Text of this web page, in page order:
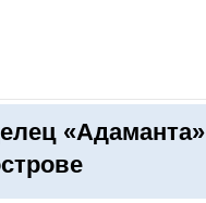
«Адаманта»